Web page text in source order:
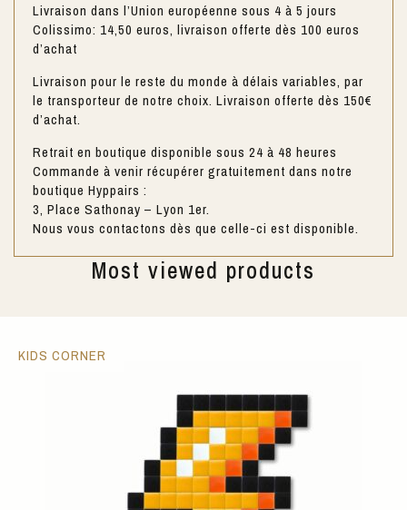
Livraison dans l’Union européenne sous 4 à 5 jours
Colissimo: 14,50 euros, livraison offerte dès 100 euros
d’achat
Livraison pour le reste du monde à délais variables, par
le transporteur de notre choix. Livraison offerte dès 150€
d’achat.
Retrait en boutique disponible sous 24 à 48 heures
Commande à venir récupérer gratuitement dans notre
boutique Hyppairs :
3, Place Sathonay – Lyon 1er.
Nous vous contactons dès que celle-ci est disponible.
Most viewed products
KIDS CORNER